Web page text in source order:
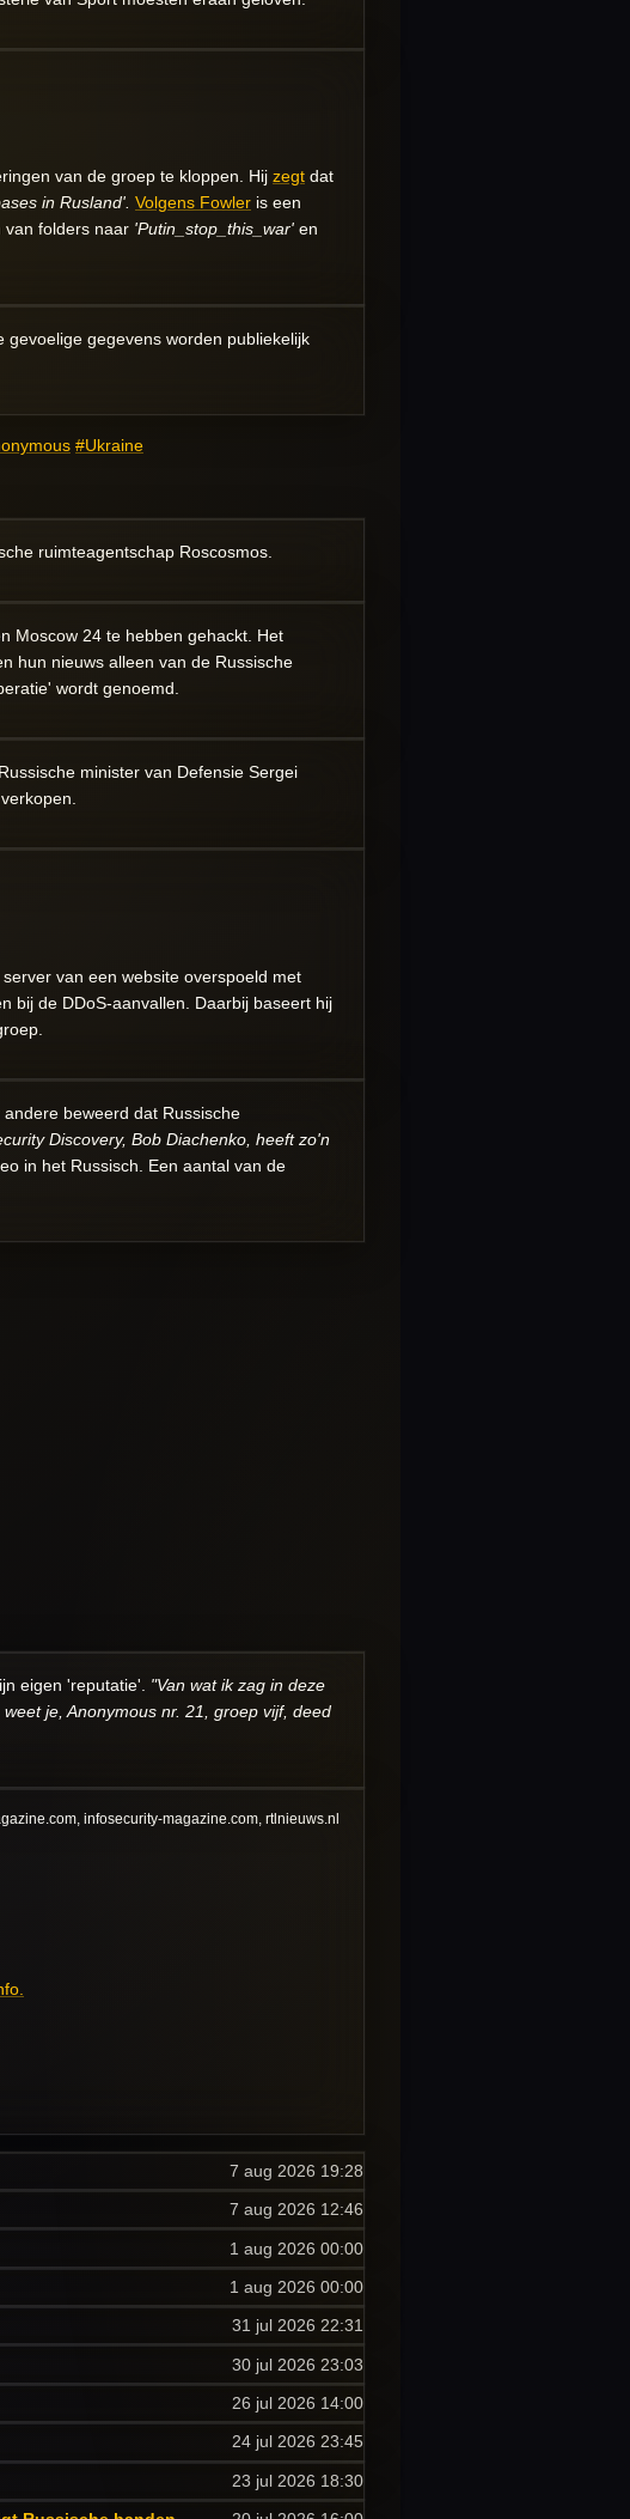
van de groep te kloppen. Hij zegt dat
in Rusland'. Volgens Fowler is een
van folders naar 'Putin_stop_this_war' en
gegevens worden publiekelijk
#Ukraine
ruimteagentschap Roscosmos
Moscow 24 te hebben gehackt. Het
hun nieuws alleen van de Russische
wordt genoemd.
minister van Defensie Sergei
van een website overspoeld met
bij de DDoS-aanvallen. Daarbij baseert hij
beweerd dat Russische
Discovery, Bob Diachenko, heeft zo'n
in het Russisch. Een aantal van de
eigen 'reputatie'. "Van wat ik zag in deze
je, Anonymous nr. 21, groep vijf, deed
infosecurity-magazine.com, rtlnieuws.nl
7 aug 2026 19:28
7 aug 2026 12:46
1 aug 2026 00:00
1 aug 2026 00:00
31 jul 2026 22:31
30 jul 2026 23:03
26 jul 2026 14:00
24 jul 2026 23:45
23 jul 2026 18:30